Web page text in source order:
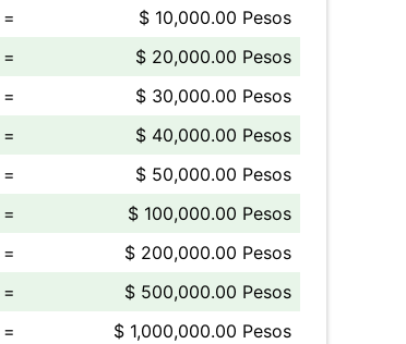
=
$ 10,000.00 Pesos
=
$ 20,000.00 Pesos
=
$ 30,000.00 Pesos
=
$ 40,000.00 Pesos
=
$ 50,000.00 Pesos
=
$ 100,000.00 Pesos
=
$ 200,000.00 Pesos
=
$ 500,000.00 Pesos
= $ 1,000,000.00 Pesos